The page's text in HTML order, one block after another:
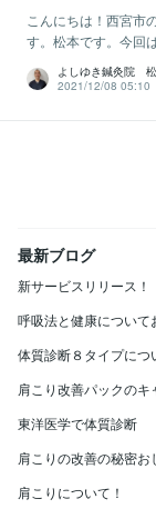
こんにちは！西宮市
す。松本です。今回
よしゆき鍼灸院
2021/12/08 05:10
最新ブログ
新サービスリリース！
呼吸法と健康について
体質診断８タイプにつ
肩こり改善パックのキ
東洋医学で体質診断
肩こりの改善の秘密お
肩こりについて！